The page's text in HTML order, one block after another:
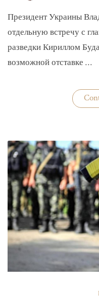
Президент Украины
отдельную встречу с
разведки Кириллом
возможной отставке …